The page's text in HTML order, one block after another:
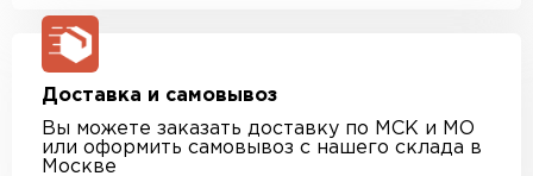
Доставка и самовывоз
Вы можете заказать доставку по МСК и МО
или оформить самовывоз с нашего склада в
Москве